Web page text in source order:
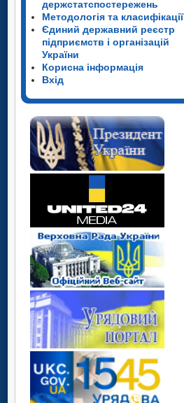
держстатспостережень
Методологія та класифікації
Єдиний державний реєстр
підприємств і організацій
України
Корисна інформація
Вхід